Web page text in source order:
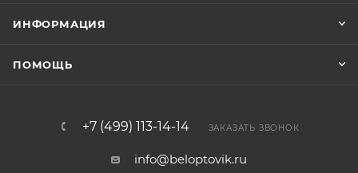
ИНФОРМАЦИЯ
ПОМОЩЬ
+7 (499) 113-14-14 ЗАКАЗАТЬ ЗВОНОК
info@beloptovik.ru